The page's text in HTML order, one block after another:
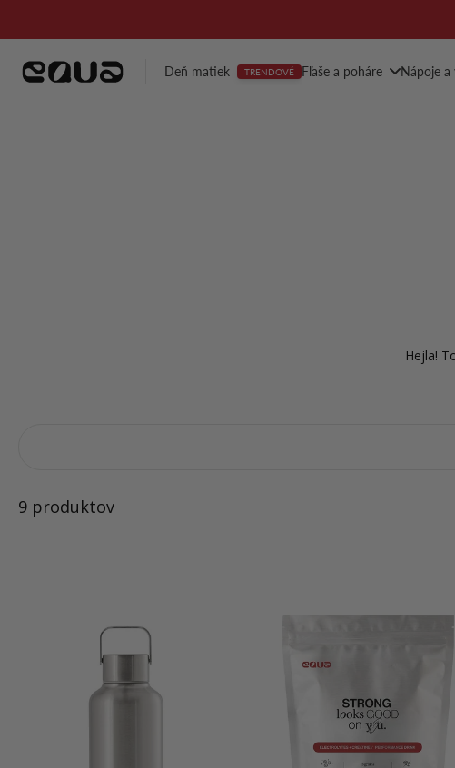
na
obsah
Deň matiek TRENDOVÉ Fľaše a poháre Nápoje
Hejla!
9 produktov